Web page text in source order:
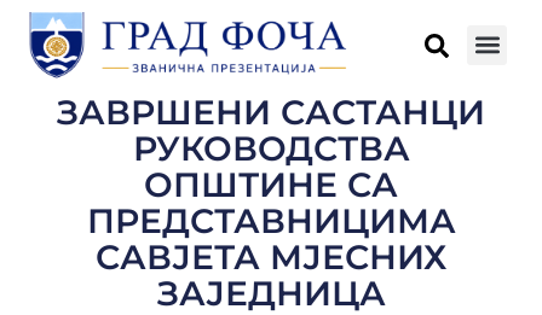
ЗАВРШЕНИ САСТАНЦИ
РУКОВОДСТВА
ОПШТИНЕ СА
ПРЕДСТАВНИЦИМА
САВЈЕТА МЈЕСНИХ
ЗАЈЕДНИЦА